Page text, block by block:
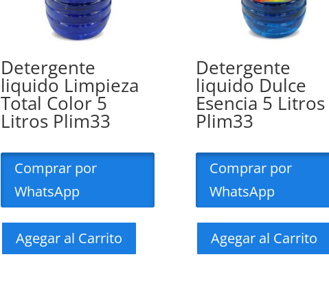
Detergente
liquido Limpieza
Total Color 5
Litros Plim33
Comprar por
WhatsApp
Agegar al Carrito
Detergente
liquido Dulce
Esencia 5 Litros
Plim33
Comprar por
WhatsApp
Agegar al Carrito